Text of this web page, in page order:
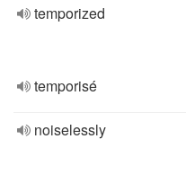
temporized
temporisé
noiselessly